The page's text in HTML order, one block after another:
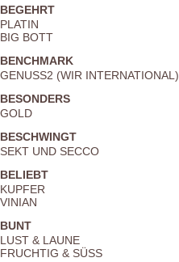
BEGEHRT
PLATIN
BIG BOTT
BENCHMARK
GENUSS2 (WIR INTERNATIONAL)
BESONDERS
GOLD
BESCHWINGT
SEKT UND SECCO
BELIEBT
KUPFER
VINIAN
BUNT
LUST & LAUNE
FRUCHTIG & SÜSS